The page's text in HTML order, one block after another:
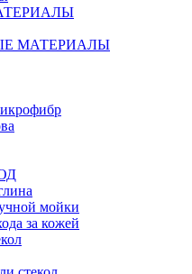
МАТЕРИАЛЫ
мойки
за кожей